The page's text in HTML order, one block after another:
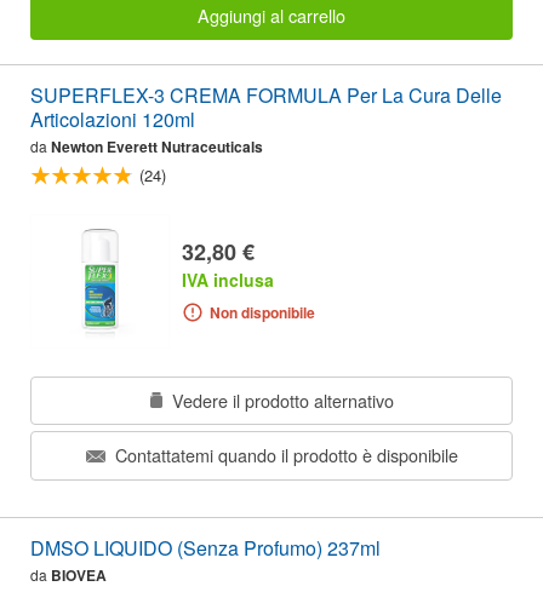
Aggiungi al carrello
SUPERFLEX-3 CREMA FORMULA Per La Cura Delle
Articolazioni 120ml
da Newton Everett Nutraceuticals
(24)
32,80 €
IVA inclusa
Non disponibile
Vedere il prodotto alternativo
Contattatemi quando il prodotto è disponibile
DMSO LIQUIDO (Senza Profumo) 237ml
da BIOVEA